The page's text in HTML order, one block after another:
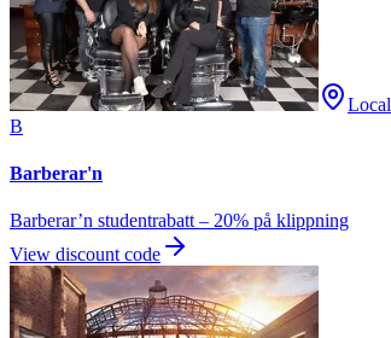
Local
B
Barberar'n
Barberar’n studentrabatt – 20% på klippning
View discount code